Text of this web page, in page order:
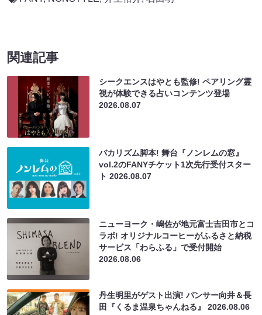
関連記事
シークエンスはやとも監修! ペアリング霊
視が体験できる占いコンテンツ登場
2026.08.07
バカリズム脚本! 舞台『ノンレムの窓』
vol.2のFANYチケット1次先行受付スター
ト2026.08.07
ニューヨーク・嶋佐が地元富士吉田市とコ
ラボ! オリジナルコーヒーがふるさと納税
サービス「わらふる」で受付開始
2026.08.06
丹生明里がゲスト出演! パンサー向井＆長
田『くるま温泉ちゃんねる』2026.08.06